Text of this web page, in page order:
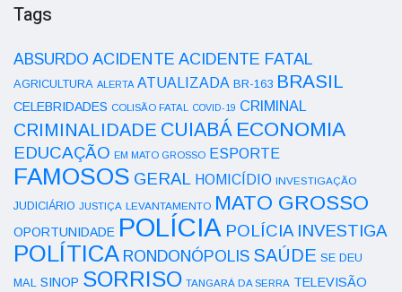
Tags
ABSURDO ACIDENTE ACIDENTE FATAL
AGRICULTURA ALERTA ATUALIZADA BR-163 BRASIL
CELEBRIDADES COLISÃO FATAL COVID-19 CRIMINAL
CRIMINALIDADE CUIABÁ ECONOMIA
EDUCAÇÃO EM MATO GROSSO ESPORTE
FAMOSOS GERAL HOMICÍDIO INVESTIGAÇÃO
JUDICIÁRIO JUSTIÇA LEVANTAMENTO MATO GROSSO
OPORTUNIDADE POLÍCIA POLÍCIA INVESTIGA
POLÍTICA RONDONÓPOLIS SAÚDE SE DEU
MAL SINOP SORRISO TANGARÁ DA SERRA TELEVISÃO